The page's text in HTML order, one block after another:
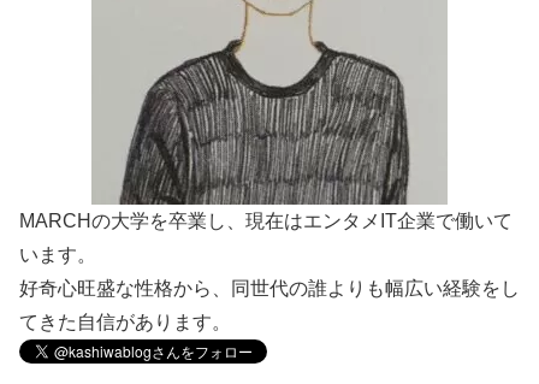
MARCHの大学を卒業し、現在はエンタメIT企業で働いて
います。
好奇心旺盛な性格から、同世代の誰よりも幅広い経験をし
てきた自信があります。